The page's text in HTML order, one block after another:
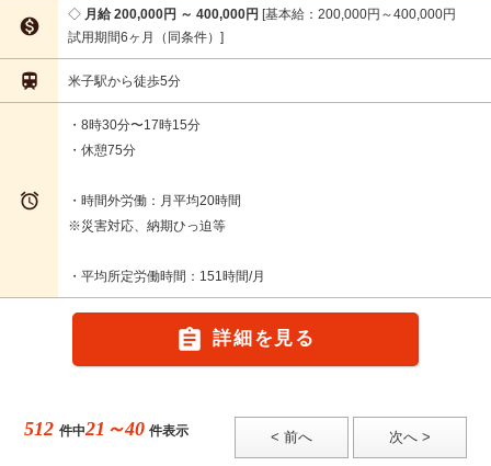

月給 200,000円 ～ 400,000円 基本給：200,000円～400,000円
試用期間6ヶ月（同条件）
 米子駅から徒歩5分

・8時30分〜17時15分
・休憩75分
・時間外労働：月平均20時間
※災害対応、納期ひっ迫等
・平均所定労働時間：151時間/月
 詳細を見る
512 件中21～40 件表示 < 前へ 次へ >